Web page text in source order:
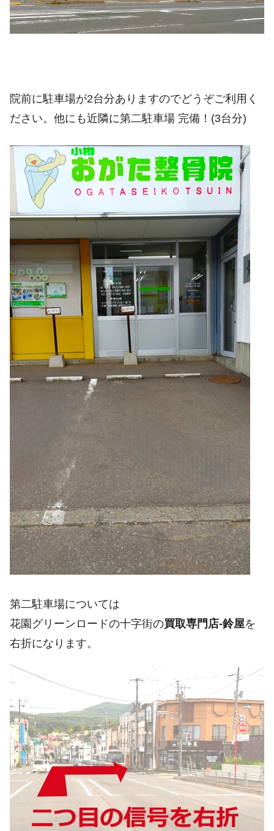
院前に駐車場が2台分ありますのでどうぞご利用く
ださい。他にも近隣に第二駐車場 完備！(3台分)
第二駐車場については
花園グリーンロードの十字街の買取専門店-鈴屋を
右折になります。